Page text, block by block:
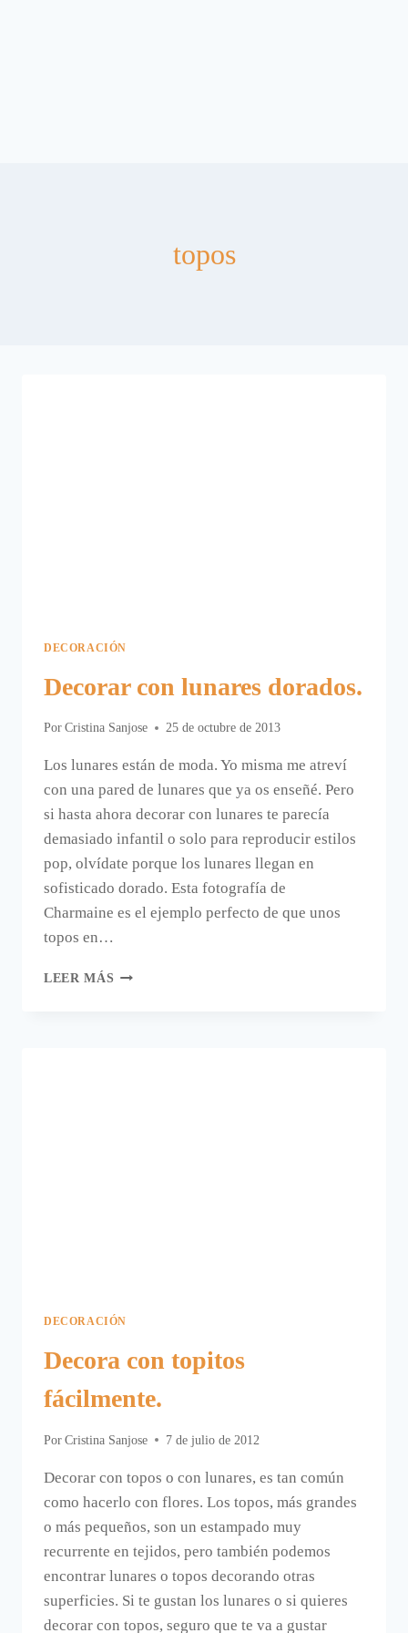
topos
DECORACIÓN
Decorar con lunares dorados.
Por Cristina Sanjose 25 de octubre de 2013
Los lunares están de moda. Yo misma me atreví
con una pared de lunares que ya os enseñé. Pero
si hasta ahora decorar con lunares te parecía
demasiado infantil o solo para reproducir estilos
pop, olvídate porque los lunares llegan en
sofisticado dorado. Esta fotografía de
Charmaine es el ejemplo perfecto de que unos
topos en…
LEER MÁS DECORAR
DECORACIÓN
Decora con topitos
fácilmente.
Por Cristina Sanjose 7 de julio de 2012
Decorar con topos o con lunares, es tan común
como hacerlo con flores. Los topos, más grandes
o más pequeños, son un estampado muy
recurrente en tejidos, pero también podemos
encontrar lunares o topos decorando otras
superficies. Si te gustan los lunares o si quieres
decorar con topos, seguro que te va a gustar